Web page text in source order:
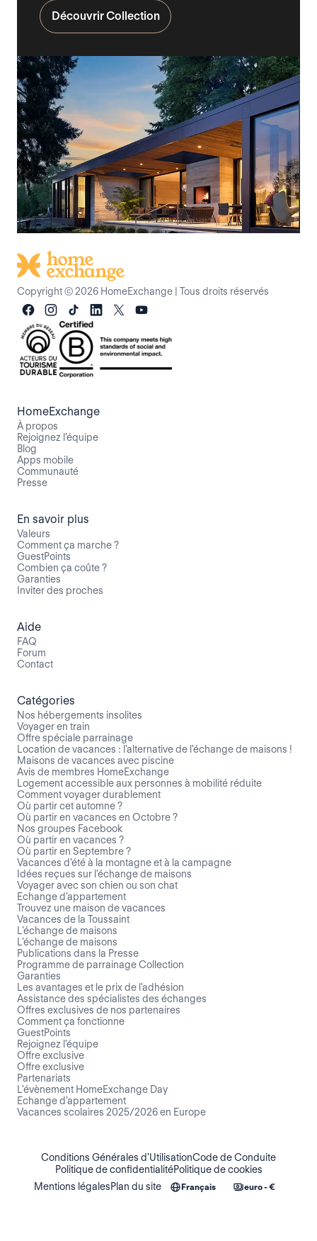
Découvrir Collection
Copyright © 2026 HomeExchange Tous droits réservés
HomeExchange
À propos
Rejoignez l’équipe
Blog
Apps mobile
Communauté
Presse
En savoir plus
Valeurs
Comment ça marche ?
GuestPoints
Combien ça coûte ?
Garanties
Inviter des proches
Aide
FAQ
Forum
Contact
Catégories
Nos hébergements insolites
Voyager en train
Offre spéciale parrainage
Location de vacances : l'alternative de l'échange de maisons !
Maisons de vacances avec piscine
Avis de membres HomeExchange
Logement accessible aux personnes à mobilité réduite
Comment voyager durablement
Où partir cet automne ?
Où partir en vacances en Octobre ?
Nos groupes Facebook
Où partir en vacances ?
Où partir en Septembre ?
Vacances d'été à la montagne et à la campagne
Idées reçues sur l'échange de maisons
Voyager avec son chien ou son chat
Echange d'appartement
Trouvez une maison de vacances
Vacances de la Toussaint
L’échange de maisons
L’échange de maisons
Publications dans la Presse
Programme de parrainage Collection
Garanties
Les avantages et le prix de l'adhésion
Assistance des spécialistes des échanges
Offres exclusives de nos partenaires
Comment ça fonctionne
GuestPoints
Rejoignez l'équipe
Offre exclusive
Offre exclusive
Partenariats
L'évènement HomeExchange Day
Echange d'appartement
Vacances scolaires 2025/2026 en Europe
Conditions Générales d'UtilisationCode de Conduite
Politique de confidentialitéPolitique de cookies
Mentions légalesPlan du site Français euro - €